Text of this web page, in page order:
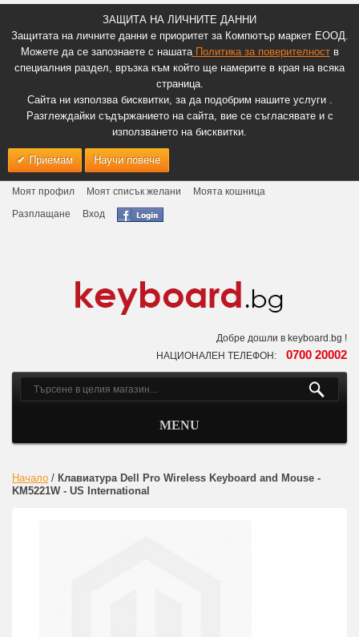
ЗАЩИТА НА ЛИЧНИТЕ ДАННИ
Защитата на личните данни е приоритет за Компютър маркет ЕООД.
Можете да се запознаете с нашатаПолитика за поверителноств
специалния раздел, връзка към който ще намерите в края на всяка
страница.
Сайта ни използва бисквитки, за да подобрим нашите услуги .
Разглеждайки съдържанието на сайта, вие се съгласявате и с
използването на бисквитки.
Приемам Научи повече
Моят профил Моят списък желани
Моята кошница
Разплащане
Вход
Добре дошли в keyboard.bg !
НАЦИОНАЛЕН ТЕЛЕФОН: 0700 20002
MENU
Начало / Клавиатура Dell Pro Wireless Keyboard and Mouse -
KM5221W - US International